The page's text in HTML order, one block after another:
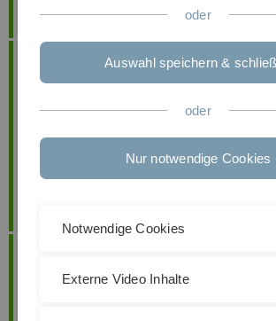
Prof. Dr. Mathias Klier
+49 (0) 7 31 50-3 23 12
Prof. Dr. Maximilian Förster
ForschungspapierTell Me More,
oder
Auswahl speichern &
oder
Nur notwendige Cookies
Notwendige Cookies
Externe Video Inhalte